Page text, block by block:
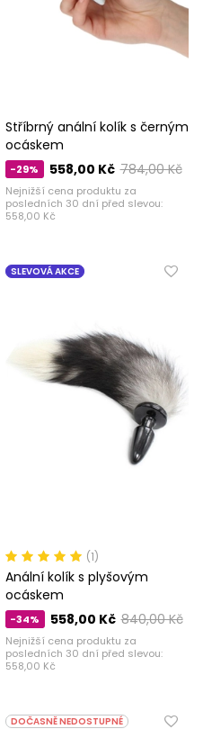
Stříbrný anální kolík s černým
ocáskem
-29% 784,00 Kč
558,00 Kč
Nejnižší cena produktu za
posledních 30 dní před slevou:
558,00 Kč
SLEVOVÁ AKCE
(1)
Anální kolík s plyšovým
ocáskem
-34% 840,00 Kč
558,00 Kč
Nejnižší cena produktu za
posledních 30 dní před slevou:
558,00 Kč
DOČASNĚ NEDOSTUPNÉ